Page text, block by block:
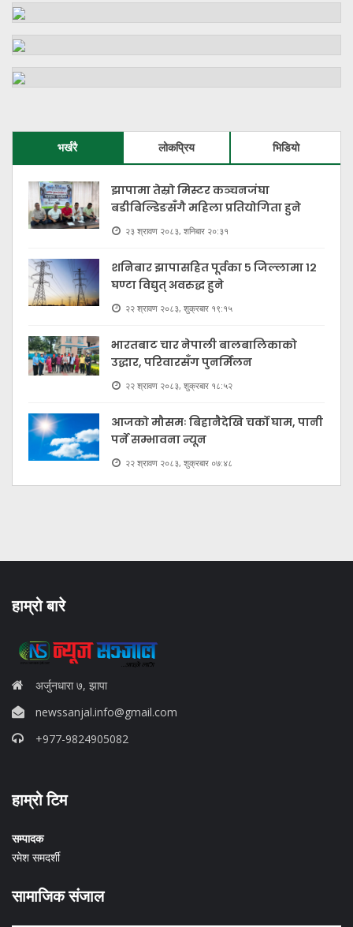
भर्खरै लोकप्रिय भिडियो
झापामा तेस्रो मिस्टर कञ्चनजंघा
बडीबिल्डिङसँगै महिला प्रतियोगिता हुने
२३ श्रावण २०८३, शनिबार २०:३१
शनिबार झापासहित पूर्वका ५ जिल्लामा १२
घण्टा विद्युत् अवरुद्ध हुने
२२ श्रावण २०८३, शुक्रबार १९:१५
भारतबाट चार नेपाली बालबालिकाको
उद्धार, परिवारसँग पुनर्मिलन
२२ श्रावण २०८३, शुक्रबार १८:५२
आजको मौसमः बिहानैदेखि चर्को घाम, पानी
पर्ने सम्भावना न्यून
२२ श्रावण २०८३, शुक्रबार ०७:४८
हाम्रो बारे
अर्जुनधारा ७, झापा
newssanjal.info@gmail.com
+977-9824905082
b88 slot
daftar slot88
judi slot online pulsa
info rtp slot gacor
हाम्रो टिम
सम्पादक
रमेश समदर्शी
सामाजिक संजाल